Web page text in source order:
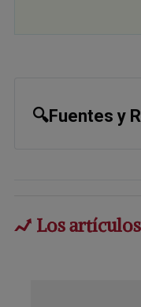
🔍Fuentes y
Microbe
Los